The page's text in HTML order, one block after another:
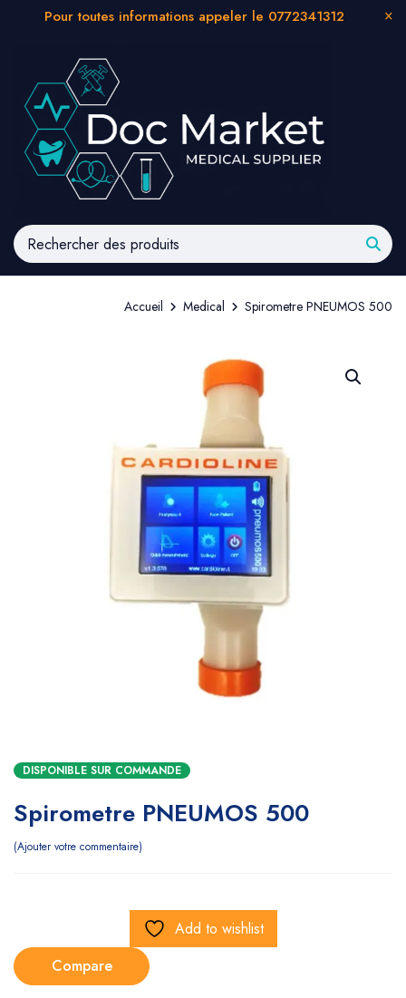
Pour toutes informations appeler le 0772341312
Accueil Medical Spirometre PNEUMOS 500
DISPONIBLE SUR COMMANDE
Spirometre PNEUMOS 500
Ajouter votre commentaire
Add to wishlist
Compare